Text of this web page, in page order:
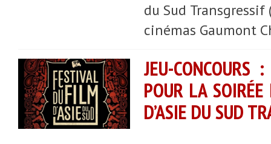
du Sud
cinémas Gaumont
JEU-
POUR LA
D’ASIE DU SUD